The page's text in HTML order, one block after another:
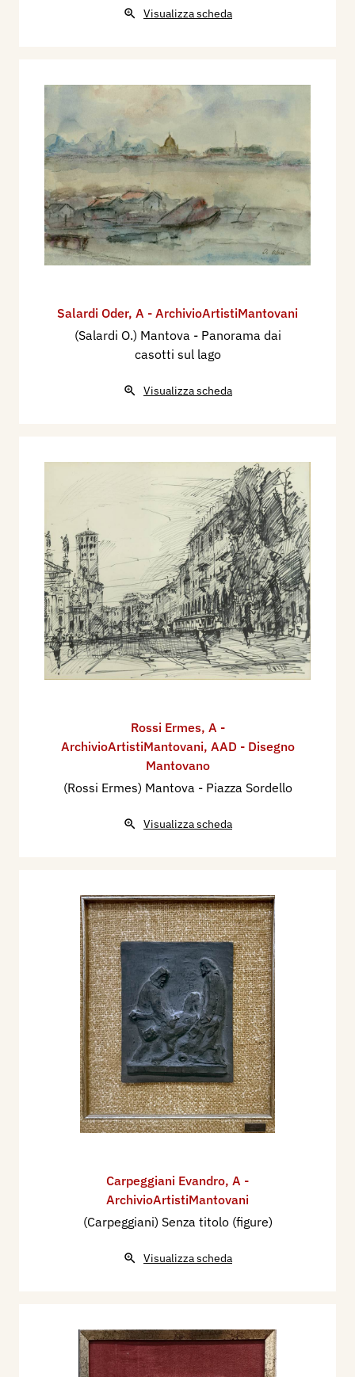
Visualizza scheda
Salardi Oder, A - ArchivioArtistiMantovani
(Salardi O.) Mantova - Panorama dai
casotti sul lago
Visualizza scheda
Rossi Ermes, A -
ArchivioArtistiMantovani, AAD - Disegno
Mantovano
(Rossi Ermes) Mantova - Piazza Sordello
Visualizza scheda
Carpeggiani Evandro, A -
ArchivioArtistiMantovani
(Carpeggiani) Senza titolo (figure)
Visualizza scheda